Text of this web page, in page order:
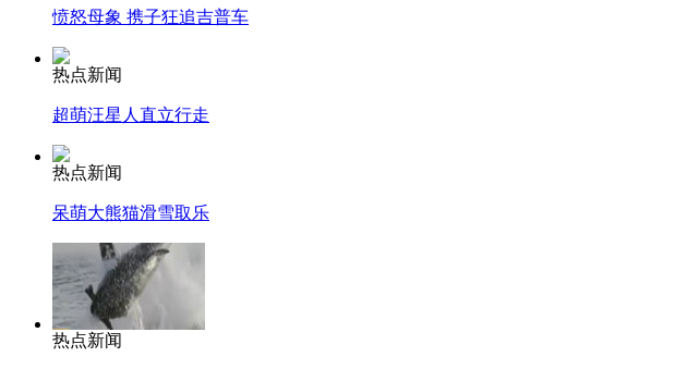
愤怒母象 携子狂追吉普车
热点新闻
超萌汪星人直立行走
热点新闻
呆萌大熊猫滑雪取乐
热点新闻